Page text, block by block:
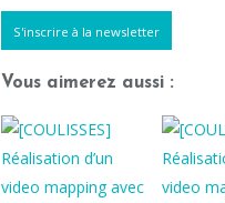
S'inscrire à la newsletter
Vous aimerez aussi :